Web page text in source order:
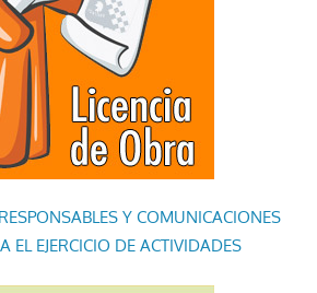
Y COMUNICACIONES
EL EJERCICIO DE ACTIVIDADES